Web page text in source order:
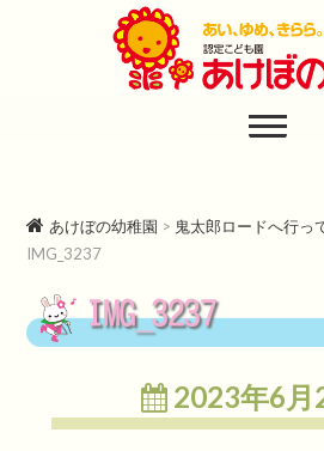
あけぼの幼
あけぼの幼稚園 > 鬼太郎ロードへ行っ
IMG_3237
IMG_3237
2023年6月